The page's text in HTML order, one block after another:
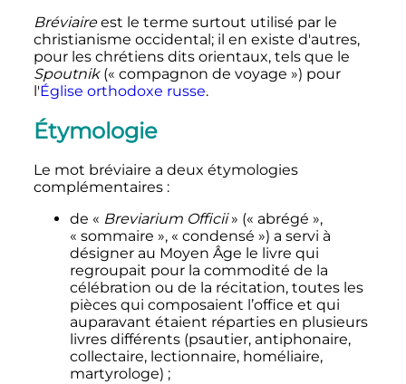
Bréviaireest le terme surtout utilisé par le
christianisme occidental; il en existe d'autres,
pour les chrétiens dits orientaux, tels que le
Spoutnik(« compagnon de voyage ») pour
l'Église orthodoxe russe.
Étymologie
Le mot bréviaire a deux étymologies
complémentaires :
de « Breviarium Officii » (« abrégé »,
« sommaire », « condensé ») a servi à
désigner au Moyen Âge le livre qui
regroupait pour la commodité de la
célébration ou de la récitation, toutes les
pièces qui composaient l’office et qui
auparavant étaient réparties en plusieurs
livres différents (psautier, antiphonaire,
collectaire, lectionnaire, homéliaire,
martyrologe) ;